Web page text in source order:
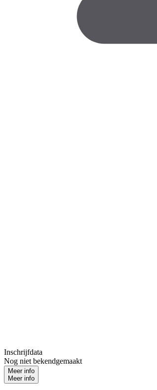
Inschrijfdata
Nog niet bekendgemaakt
Meer info
Meer info